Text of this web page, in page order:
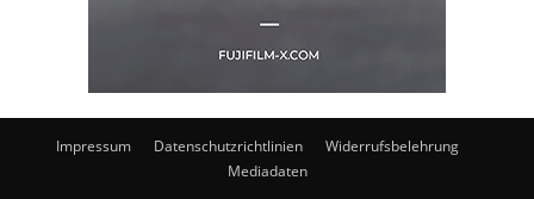
Impressum Datenschutzrichtlinien
Widerrufsbelehrung
Mediadaten